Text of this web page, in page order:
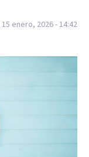
15 enero, 2026 - 14:42